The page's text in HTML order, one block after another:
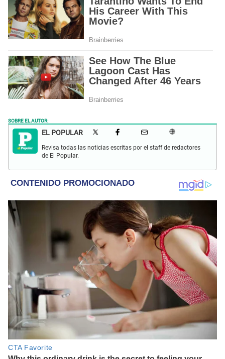
SOBRE EL AUTOR:
EL POPULAR
Revisa todas las noticias escritas por el staff de redactores
de El Popular.